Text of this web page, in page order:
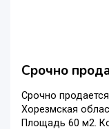
Срочно
Срочно
Хорезмская
Площадь 60 м2.